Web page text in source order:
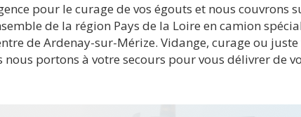
pour le curage de vos égouts et nous couvrons
de la région Pays de la Loire en camion
de Ardenay-sur-Mérize. Vidange, curage ou
nous portons à votre secours pour vous délivrer de